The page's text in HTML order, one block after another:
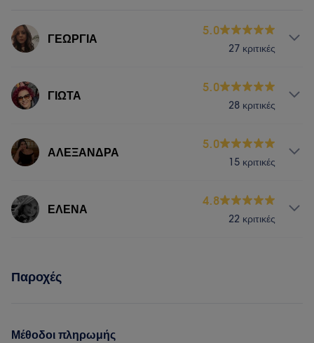
ΓΕΩΡΓΙΑ
5.0
27 κριτικές
Υπηρεσίες
ΓΙΩΤΑ
5.0
28 κριτικές
Υπηρεσίες
ΑΛΕΞΑΝΔΡΑ
5.0
15 κριτικές
Υπηρεσίες
ΕΛΕΝΑ
4.8
22 κριτικές
Μαλλιά
Παροχές
Μέθοδοι πληρωμής